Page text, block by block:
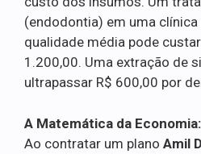
(endodontia) em uma
qualidade média pode
1.200,00. Uma extração de
ultrapassar R$ 600,00 por
A Matemática da Economia:
Ao contratar um plano Amil